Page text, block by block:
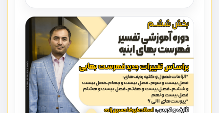
پیمان به همراه تجربیات عملی در این خصوص ارائه شده است.